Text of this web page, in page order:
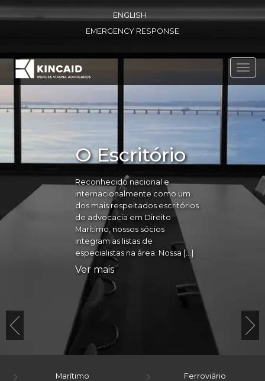
ENGLISH
EMERGENCY RESPONSE
O Escritório
Reconhecido nacional e
internacionalmente como um
dos mais respeitados escritórios
de advocacia em Direito
Marítimo, nossos sócios
integram as listas de
especialistas na área. Nossa […]
Ver mais
Marítimo Ferroviário